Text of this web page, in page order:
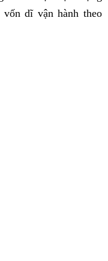
vốn dĩ vận hành theo